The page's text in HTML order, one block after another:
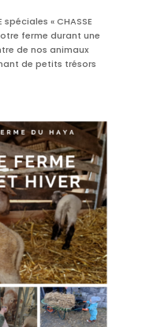
spéciales « CHASSE
ferme durant une
de nos animaux
de petits trésors